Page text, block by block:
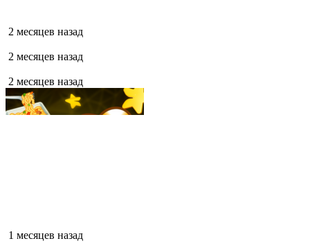
2 месяцев назад
2 месяцев назад
2 месяцев назад
1 месяцев назад